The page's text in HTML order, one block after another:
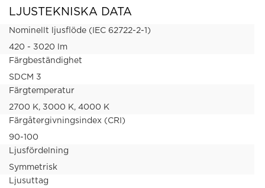
LJUSTEKNISKA DATA
Nominellt ljusflöde (IEC 62722-2-1)
420 - 3020 lm
Färgbeständighet
SDCM 3
Färgtemperatur
2700 K, 3000 K, 4000 K
Färgåtergivningsindex (CRI)
90-100
Ljusfördelning
Symmetrisk
Ljusuttag